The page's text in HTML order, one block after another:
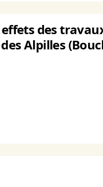
des
Alpilles